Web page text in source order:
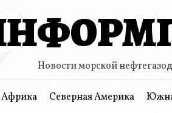
Новости морской
Африка Северная Америка